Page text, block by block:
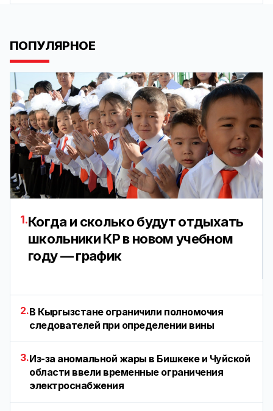
ПОПУЛЯРНОЕ
1.Когда и сколько будут отдыхать
школьники КР в новом учебном
году — график
2.В Кыргызстане ограничили полномочия
следователей при определении вины
3.Из-за аномальной жары в Бишкеке и Чуйской
области ввели временные ограничения
электроснабжения